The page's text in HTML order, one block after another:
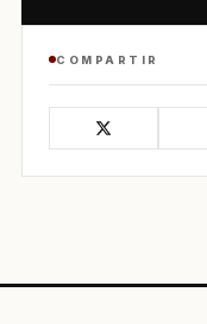
COMPARTIR